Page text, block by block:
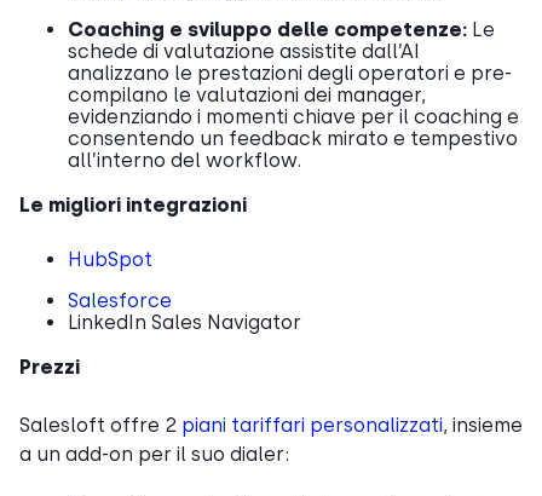
Coaching e sviluppo delle competenze: Le
schede di valutazione assistite dall’AI
analizzano le prestazioni degli operatori e pre-
compilano le valutazioni dei manager,
evidenziando i momenti chiave per il coaching e
consentendo un feedback mirato e tempestivo
all’interno del workflow.
Le migliori integrazioni
HubSpot
Salesforce
LinkedIn Sales Navigator
Prezzi
Salesloft offre 2 piani tariffari personalizzati, insieme
a un add-on per il suo dialer: